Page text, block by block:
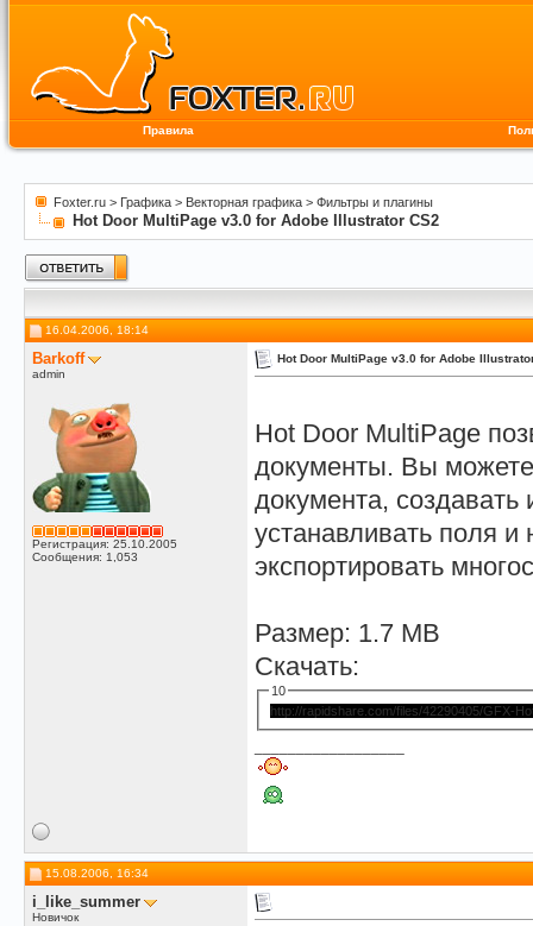
Правила
Foxter.ru > Графика > Векторная графика > Фильтры и плагины
Hot Door MultiPage v3.0 for Adobe Illustrator CS2
16.04.2006, 18:14
Barkoff
admin
Регистрация: 25.10.2005
Сообщения: 1,053
Hot Door MultiPage v3.0 for Adobe
Hot Door MultiPage
документы. Вы можете
документа, создавать
устанавливать поля
экспортировать
Размер: 1.7 MB
Скачать:
10
http://rapidshare.com/files/42290405/GFX-
15.08.2006, 16:34
i_like_summer
Новичок